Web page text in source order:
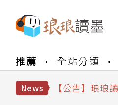
推薦 全站分類
News
【公告】琅琅
【公告】琅琅